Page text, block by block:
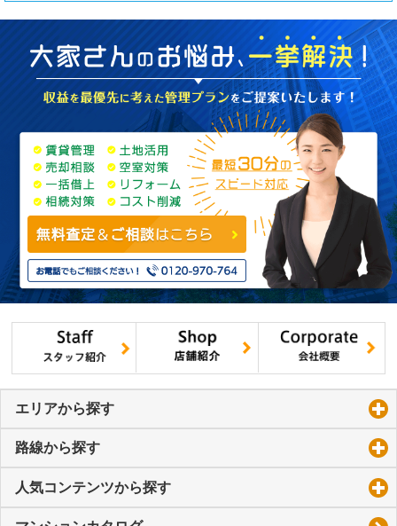
エリアから探す
路線から探す
人気コンテンツから探す